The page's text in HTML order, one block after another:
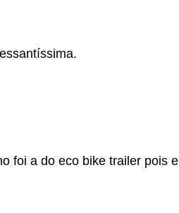
foi a do eco bike trailer pois e